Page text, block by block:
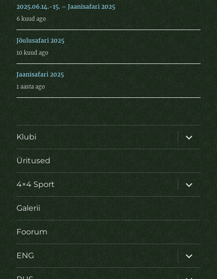
2025.06.14.-15. – Jaanisafari 2025
6 kuud ago
Jõulusafari 2025
10 kuud ago
Jaanisafari 2025
1 aasta ago
Klubi
laienda
Üritused
4×4 Sport
laienda
Galerii
Foorum
ENG
laienda
laienda